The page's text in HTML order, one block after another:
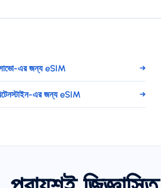
এর জন্য eSIM →
এর জন্য eSIM →